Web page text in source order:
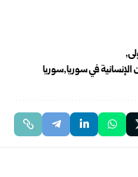
في سوريا سوريا